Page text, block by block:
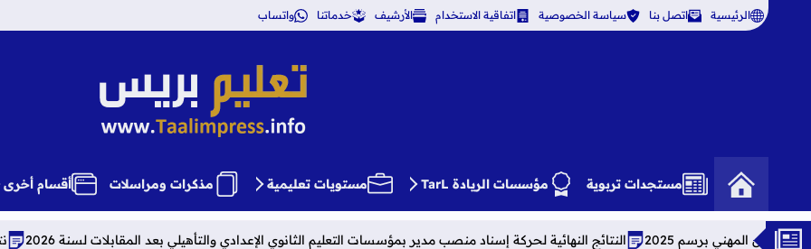
الرئيسية اتصل بنا سياسة الخصوصية اتفاقية الاستخدام الأرشيف خدماتنا واتساب
تعليم بريس TaalimPress
مستجدات تربوية مؤسسات الريادة TarL مستويات تعليمية مذكرات ومراسلات أقسام أخرى
2025 النتائج النهائية لحركة إسناد منصب مدير بمؤسسات التعليم الثانوي الإعدادي والتأهيلي بعد المقابلات لسنة 2026 نتائج الحركة